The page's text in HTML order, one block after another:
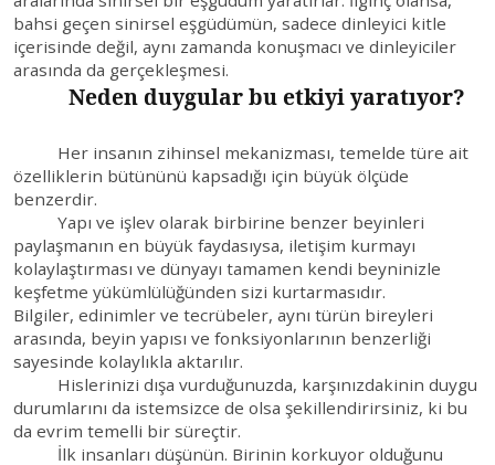
bahsi geçen sinirsel eşgüdümün, sadece dinleyici kitle
içerisinde değil, aynı zamanda konuşmacı ve dinleyiciler
arasında da gerçekleşmesi.
Neden duygular bu etkiyi yaratıyor?
Her insanın zihinsel mekanizması, temelde türe ait
özelliklerin bütününü kapsadığı için büyük ölçüde
benzerdir.
Yapı ve işlev olarak birbirine benzer beyinleri
paylaşmanın en büyük faydasıysa, iletişim kurmayı
kolaylaştırması ve dünyayı tamamen kendi beyninizle
keşfetme yükümlülüğünden sizi kurtarmasıdır.
Bilgiler, edinimler ve tecrübeler, aynı türün bireyleri
arasında, beyin yapısı ve fonksiyonlarının benzerliği
sayesinde kolaylıkla aktarılır.
Hislerinizi dışa vurduğunuzda, karşınızdakinin duygu
durumlarını da istemsizce de olsa şekillendirirsiniz, ki bu
da evrim temelli bir süreçtir.
İlk insanları düşünün. Birinin korkuyor olduğunu